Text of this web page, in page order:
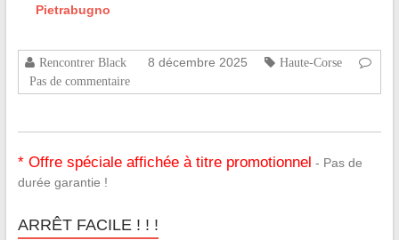
Pietrabugno
Rencontrer Black 8 décembre 2025
Haute-Corse
Pas de commentaire
* Offre spéciale affichée à titre promotionnel - Pas de
durée garantie !
ARRÊT FACILE ! ! !